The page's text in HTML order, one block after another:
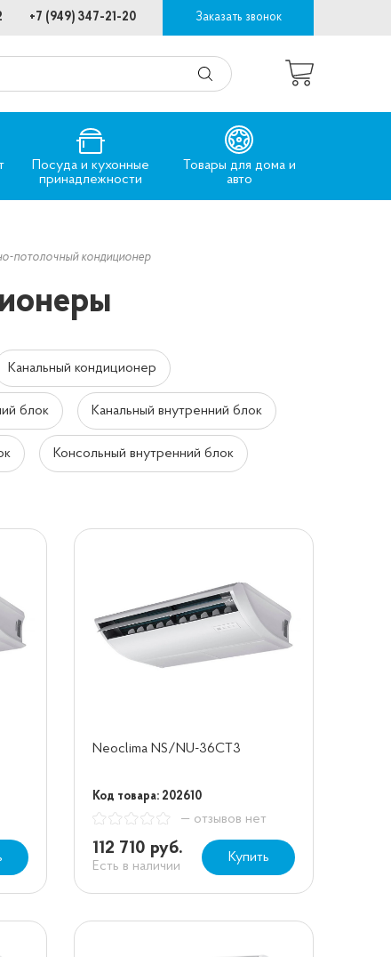
Заказать звонок
+7 (949) 347-21-20
Посуда и кухонные
принадлежности
Товары для дома и
авто
потолочный кондиционер
Канальный кондиционер
блок Канальный внутренний блок
Консольный внутренний блок
Neoclima NS/NU-36CT3
Код товара: 202610
— отзывов нет
112 710 руб.
Есть в наличии
Купить